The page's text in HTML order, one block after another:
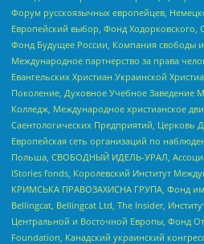
Форум русскоязычных европейцев,
Европейский выбор, Фонд Ходорковского,
Фонд Будущее России, Компания свободы
Международное партнерство за права
Евангельских Христиан Украинской
Поколение, Духовное Учебное Заведение
Колледж, Международное христианское
Саентологических Предприятий, Церковь
Европейская сеть организаций по
Польша, СВОБОДНЫЙ ИДЕЛЬ-УРАЛ,
IStories fonds, Королевский Институт
КРИМСЬКА ПРАВОЗАХИСНА ГРУПА, Фонд
Bellingcat, Bellingcat Ltd, The Insider,
Центральной и Восточной Европы, Фонд
Foundation, Канадский украинский